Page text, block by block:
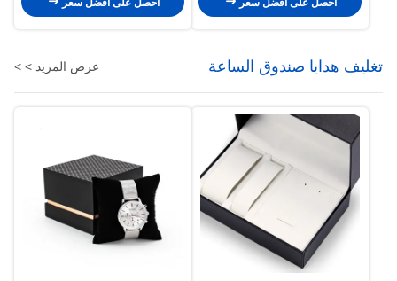
تغليف هدايا صندوق الساعة عرض المزيد > >